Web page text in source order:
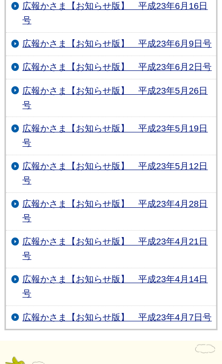
広報かさま【お知らせ版】 平成23年6月16日
号
広報かさま【お知らせ版】 平成23年6月9日号
広報かさま【お知らせ版】 平成23年6月2日号
広報かさま【お知らせ版】 平成23年5月26日
号
広報かさま【お知らせ版】 平成23年5月19日
号
広報かさま【お知らせ版】 平成23年5月12日
号
広報かさま【お知らせ版】 平成23年4月28日
号
広報かさま【お知らせ版】 平成23年4月21日
号
広報かさま【お知らせ版】 平成23年4月14日
号
広報かさま【お知らせ版】 平成23年4月7日号